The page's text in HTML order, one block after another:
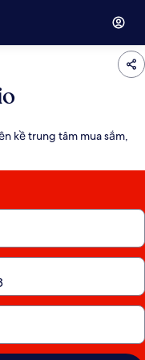
kề trung tâm mua sắm,